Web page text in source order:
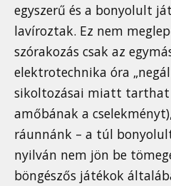
egyszerű és a bonyolult
lavíroztak. Ez nem
szórakozás csak az
elektrotechnika óra
sikoltozásai miatt tarthat
amőbának a
ráunnánk – a túl
nyilván nem jön be
böngészős játékok